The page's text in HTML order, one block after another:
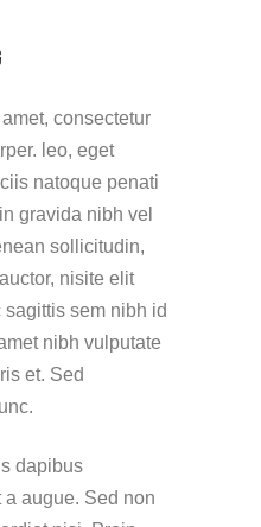
consectetur
leo, eget
natoque penati
gravida nibh vel
sollicitudin,
nisite elit
sem nibh id
nibh vulputate
et. Sed
dapibus
augue. Sed non